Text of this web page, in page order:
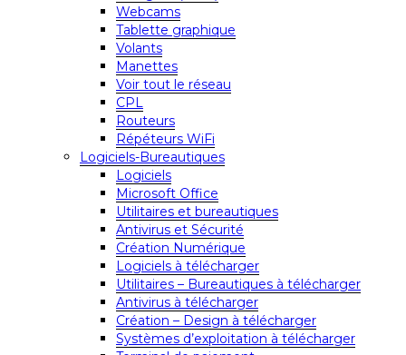
Webcams
Tablette graphique
Volants
Manettes
Voir tout le réseau
CPL
Routeurs
Répéteurs WiFi
Logiciels-Bureautiques
Logiciels
Microsoft Office
Utilitaires et bureautiques
Antivirus et Sécurité
Création Numérique
Logiciels à télécharger
Utilitaires – Bureautiques à télécharger
Antivirus à télécharger
Création – Design à télécharger
Systèmes d’exploitation à télécharger